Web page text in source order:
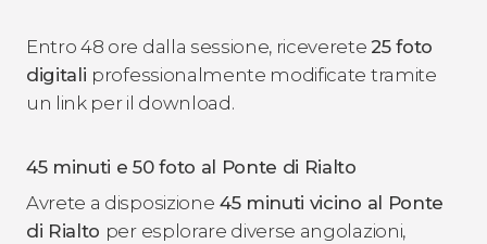
Entro 48 ore dalla sessione, riceverete25 foto
digitali professionalmente modificate tramite
un link per il download.
45 minuti e 50 foto al Ponte di Rialto
Avrete a disposizione 45 minuti vicino al Ponte
di Rialto per esplorare diverse angolazioni,